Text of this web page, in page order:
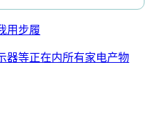
用步履
器等正在内所有家电产物